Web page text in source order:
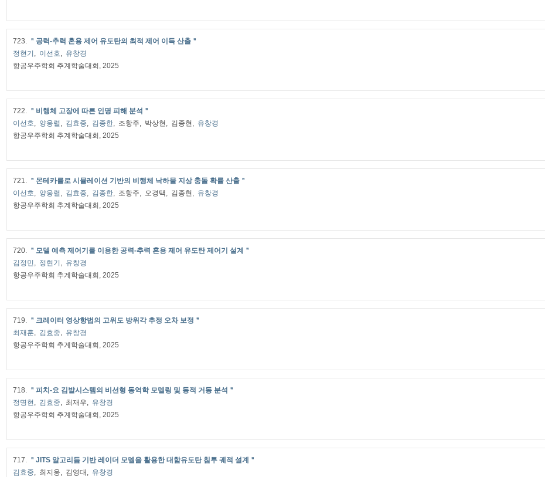
723. ＂공력-추력 혼용 제어 유도탄의 최적 제어 이득 산출＂
정현기 , 이선호, 유창경
항공우주학회 추계학술대회, 2025
722. ＂비행체 고장에 따른 인명 피해 분석＂
이선호, 양웅렬 , 김효중, 김종한, 조항주, 박상현, 김종현, 유창경
항공우주학회 추계학술대회, 2025
721. ＂몬테카를로 시뮬레이션 기반의 비행체 낙하물 지상 충돌 확률 산출＂
이선호, 양웅렬 , 김효중, 김종한, 조항주, 오경택, 김종현, 유창경
항공우주학회 추계학술대회, 2025
720. ＂모델 예측 제어기를 이용한 공력-추력 혼용 제어 유도탄 제어기 설계＂
김정민 , 정현기 , 유창경
항공우주학회 추계학술대회, 2025
719. ＂크레이터 영상항법의 고위도 방위각 추정 오차 보정＂
최재훈, 김효중, 유창경
항공우주학회 추계학술대회, 2025
718. ＂피치-요 김발시스템의 비선형 동역학 모델링 및 동적 거동 분석＂
정명현 , 김효중, 최재우, 유창경
항공우주학회 추계학술대회, 2025
717. ＂JITS 알고리듬 기반 레이더 모델을 활용한 대함유도탄 침투 궤적 설계＂
김효중, 최지웅, 김영대, 유창경